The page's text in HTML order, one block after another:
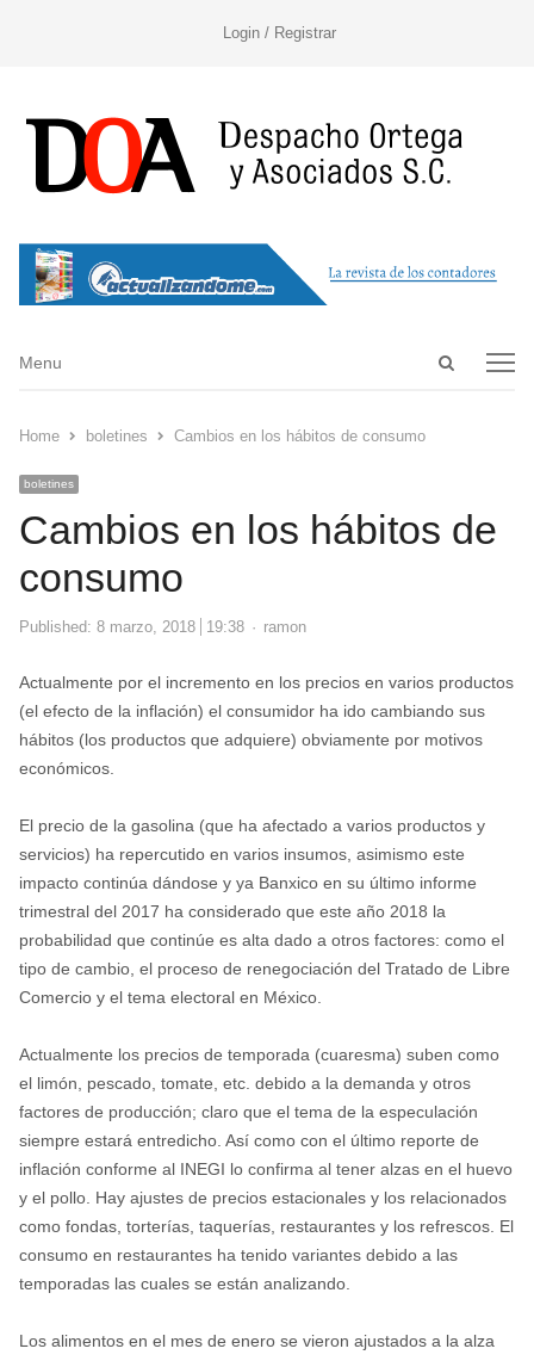
Login / Registrar
Open
Menu
Menu
Home boletines Cambios en los hábitos de consumo
boletines
Cambios en los hábitos de
consumo
Published: 8 marzo, 2018 19:38 Author
ramon
Actualmente por el incremento en los precios en varios productos
(el efecto de la inflación) el consumidor ha ido cambiando sus
hábitos (los productos que adquiere) obviamente por motivos
económicos.
El precio de la gasolina (que ha afectado a varios productos y
servicios) ha repercutido en varios insumos, asimismo este
impacto continúa dándose y ya Banxico en su último informe
trimestral del 2017 ha considerado que este año 2018 la
probabilidad que continúe es alta dado a otros factores: como el
tipo de cambio, el proceso de renegociación del Tratado de Libre
Comercio y el tema electoral en México.
Actualmente los precios de temporada (cuaresma) suben como
el limón, pescado, tomate, etc. debido a la demanda y otros
factores de producción; claro que el tema de la especulación
siempre estará entredicho. Así como con el último reporte de
inflación conforme al INEGI lo confirma al tener alzas en el huevo
y el pollo. Hay ajustes de precios estacionales y los relacionados
como fondas, torterías, taquerías, restaurantes y los refrescos. El
consumo en restaurantes ha tenido variantes debido a las
temporadas las cuales se están analizando.
Los alimentos en el mes de enero se vieron ajustados a la alza